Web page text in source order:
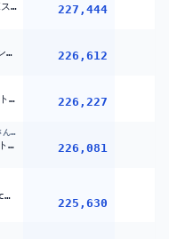
新しいVCRRUSTの世界で最強ボスをゾンビアタックで討伐するぞ！！『 Rust 』【 エビオ/にじさんじ 】 227,444
【初見】沼スーパードンキーコングやるにぇえええええええええ‼③【ホロライブ/さくらみこ】 226,612
【#3】ドラゴンボールカカロットやるしゅばあああああああああああああああああああああああああああ！！！！！！【ホロライブ/大空スバル】 226,227
不破 湊 / Fuwa Minato【にじさんじ】
【#にじ甲2026】ギラギラホスト高校、始まりの1年春【不破湊/にじさんじ】 226,081
【スプラ3】 最後の練習 【vccスプラ練】うるか イブラヒム 笹ティック
225,630